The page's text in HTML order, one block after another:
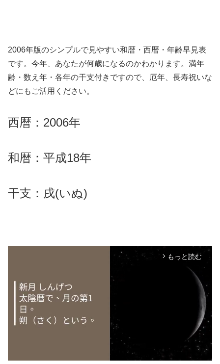
2006年版のシンプルで見やすい和暦・西暦・年齢早見表
です。今年、あなたが何歳になるのかわかります。満年
齢・数え年・各年の干支付きですので、厄年、長寿祝いな
どにもご活用ください。
西暦：2006年
和暦：平成18年
干支：戌(いぬ)
arrow_forward_ios もっと読む